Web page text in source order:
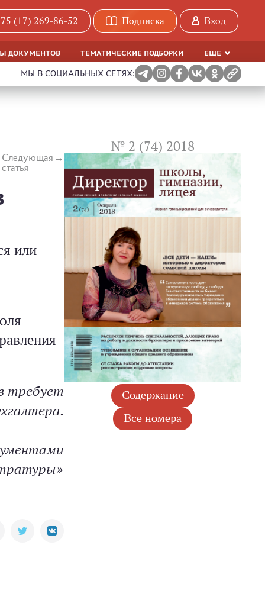
(17) 269-86-52 Подписка Вход
ДОКУМЕНТОВ ТЕМАТИЧЕСКИЕ ПОДБОРКИ ЕЩЕ
МЫ В СОЦИАЛЬНЫХ СЕТЯХ:
Следующая
статья
или
требует
№ 2 (74) 2018